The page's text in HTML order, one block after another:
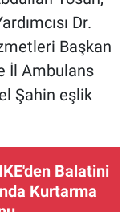
Dr.
Başkan
İl Ambulans
Şahin eşlik
Balatini
Kurtarma